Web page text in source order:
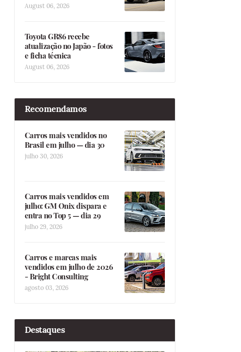
August 06, 2026
Toyota GR86 recebe
atualização no Japão - fotos
e ficha técnica
August 06, 2026
Recomendamos
Carros mais vendidos no
Brasil em julho — dia 30
julho 30, 2026
Carros mais vendidos em
julho: GM Onix dispara e
entra no Top 5 — dia 29
julho 29, 2026
Carros e marcas mais
vendidos em julho de 2026
- Bright Consulting
agosto 03, 2026
Destaques